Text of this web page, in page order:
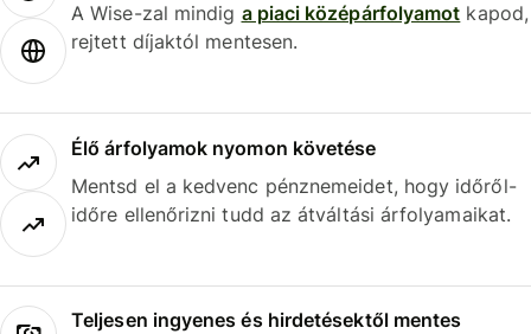
A Wise-zal mindig a piaci középárfolyamot kapod,
rejtett díjaktól mentesen.
Élő árfolyamok nyomon követése
Mentsd el a kedvenc pénznemeidet, hogy időről-
időre ellenőrizni tudd az átváltási árfolyamaikat.
Teljesen ingyenes és hirdetésektől mentes